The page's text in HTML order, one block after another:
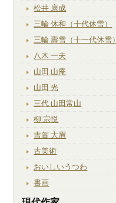
松井 康成
三輪 休和（十代休雪）
三輪 壽雪（十一代休雪）
八木 一夫
山田 山庵
山田 光
三代 山田常山
柳 宗悦
吉賀 大眉
古美術
おいしいうつわ
書画